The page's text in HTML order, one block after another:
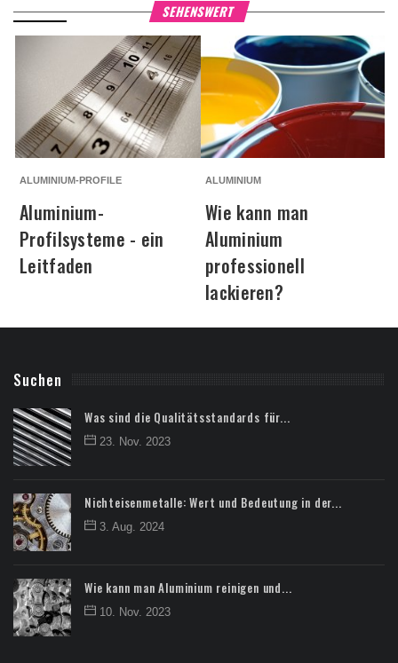
SEHENSWERT
ALUMINIUM-PROFILE
Aluminium-
Profilsysteme - ein
Leitfaden
ALUMINIUM
Wie kann man
Aluminium
professionell
lackieren?
Suchen
Was sind die Qualitätsstandards für...
23. Nov. 2023
Nichteisenmetalle: Wert und Bedeutung in der...
3. Aug. 2024
Wie kann man Aluminium reinigen und...
10. Nov. 2023